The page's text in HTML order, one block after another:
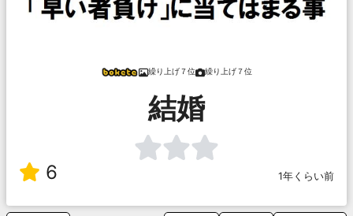
繰り上げ７位 繰り上げ７位
結婚
6 1年くらい前